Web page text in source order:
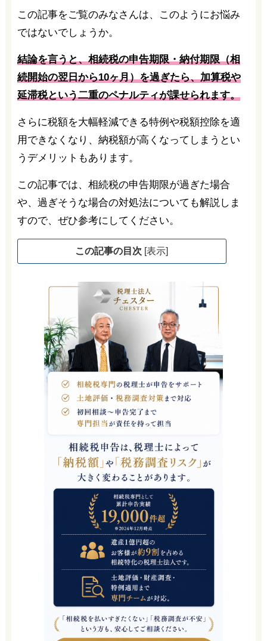
この記事をご覧のみなさんは、このようにお悩み
ではないでしょうか。
結論を言うと、相続税の申告期限・納付期限（相
続開始の翌日から10ヶ月）を過ぎたら、加算税や
延滞税という二重のペナルティが課せられます。
さらに税額を大幅軽減できる特例や税額控除を適
用できなくなり、納税額が高くなってしまうとい
うデメリットもあります。
この記事では、相続税の申告期限が過ぎた場合
や、過ぎそうな場合の対処法についても解説しま
すので、ぜひ参考にしてください。
この記事の目次 [表示]